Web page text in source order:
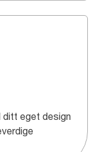
eget design